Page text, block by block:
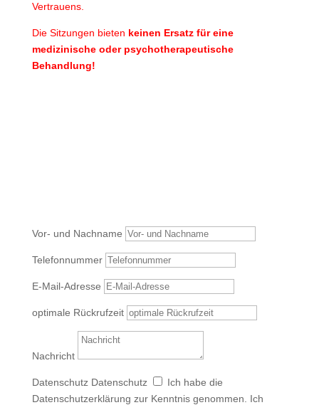
Vertrauens.
Die Sitzungen bieten keinen Ersatz für eine
medizinische oder psychotherapeutische
Behandlung!
Vor- und Nachname
Telefonnummer
E-Mail-Adresse
optimale Rückrufzeit
Nachricht
Datenschutz Datenschutz
Ich habe die
Datenschutzerklärung zur Kenntnis genommen. Ich